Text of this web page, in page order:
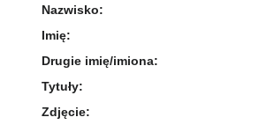
Nazwisko:
Imię:
Drugie imię/imiona:
Tytuły:
Zdjęcie: